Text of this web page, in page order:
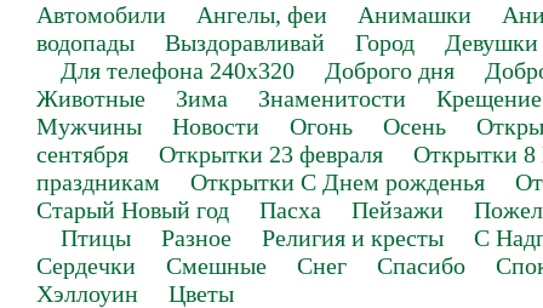
Автомобили Ангелы, феи Анимашки
водопады
Выздоравливай Город
Девушки
Для телефона 240х320
Доброго дня
Животные
Зима Знаменитости
Крещение
Мужчины
Новости Огонь Осень
сентября
Открытки 23 февраля
Открытки 8
праздникам
Открытки С Днем рожденья
Старый Новый год
Пасха Пейзажи
Птицы
Разное Религия и кресты
С
Сердечки
Смешные Снег Спасибо
Хэллоуин
Цветы